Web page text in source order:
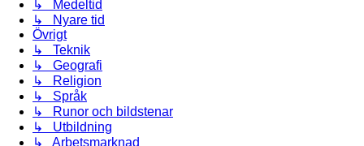
↳ Medeltid
↳ Nyare tid
Övrigt
↳ Teknik
↳ Geografi
↳ Religion
↳ Språk
↳ Runor och bildstenar
↳ Utbildning
↳ Arbetsmarknad